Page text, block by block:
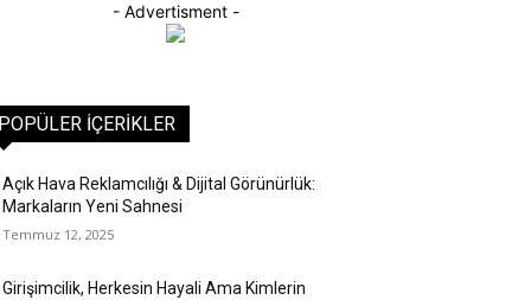
- Advertisment -
İÇERIKLER
Açık Hava Reklamcılığı & Dijital Görünürlük:
Markaların Yeni Sahnesi
Temmuz 12, 2025
Girişimcilik, Herkesin Hayali Ama Kimlerin